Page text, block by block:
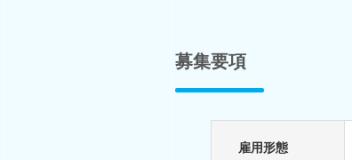
募集要項
雇用形態